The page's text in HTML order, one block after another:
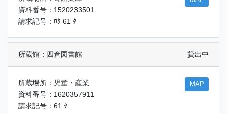
資料番号：1520233501
請求記号：ﾛﾀ 61 ﾀ
所蔵館：四倉図書館 貸出中
所蔵場所：児童・産業
資料番号：1620357911
請求記号：61 ﾀ
MAP